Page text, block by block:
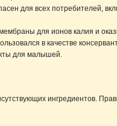
для всех потребителей,
для ионов калия и
в качестве
для малышей.
ингредиентов.